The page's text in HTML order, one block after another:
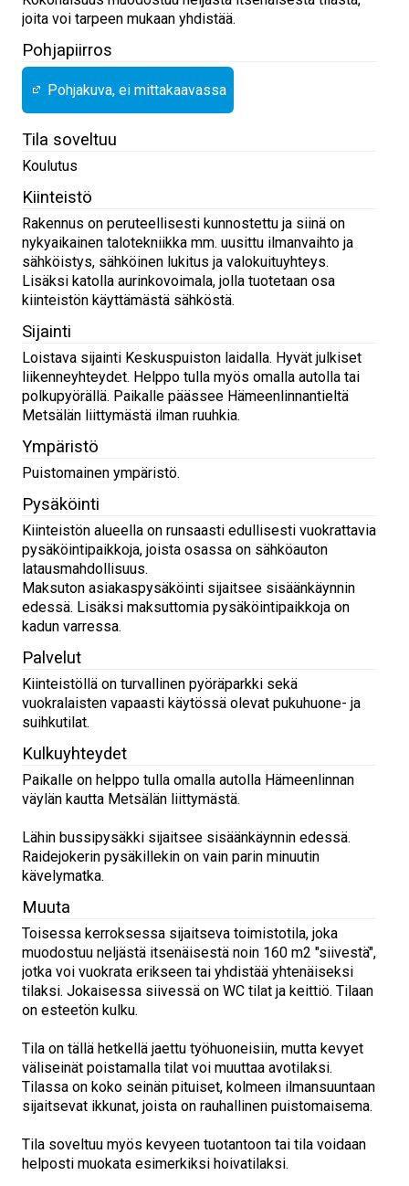
joita voi tarpeen mukaan yhdistää.
Pohjapiirros
Pohjakuva, ei mittakaavassa
Tila soveltuu
Koulutus
Kiinteistö
Rakennus on peruteellisesti kunnostettu ja siinä on
nykyaikainen talotekniikka mm. uusittu ilmanvaihto ja
sähköistys, sähköinen lukitus ja valokuituyhteys.
Lisäksi katolla aurinkovoimala, jolla tuotetaan osa
kiinteistön käyttämästä sähköstä.
Sijainti
Loistava sijainti Keskuspuiston laidalla. Hyvät julkiset
liikenneyhteydet. Helppo tulla myös omalla autolla tai
polkupyörällä. Paikalle päässee Hämeenlinnantieltä
Metsälän liittymästä ilman ruuhkia.
Ympäristö
Puistomainen ympäristö.
Pysäköinti
Kiinteistön alueella on runsaasti edullisesti vuokrattavia
pysäköintipaikkoja, joista osassa on sähköauton
latausmahdollisuus.
Maksuton asiakaspysäköinti sijaitsee sisäänkäynnin
edessä. Lisäksi maksuttomia pysäköintipaikkoja on
kadun varressa.
Palvelut
Kiinteistöllä on turvallinen pyöräparkki sekä
vuokralaisten vapaasti käytössä olevat pukuhuone- ja
suihkutilat.
Kulkuyhteydet
Paikalle on helppo tulla omalla autolla Hämeenlinnan
väylän kautta Metsälän liittymästä.
Lähin bussipysäkki sijaitsee sisäänkäynnin edessä.
Raidejokerin pysäkillekin on vain parin minuutin
kävelymatka.
Muuta
Toisessa kerroksessa sijaitseva toimistotila, joka
muodostuu neljästä itsenäisestä noin 160 m2 "siivestä",
jotka voi vuokrata erikseen tai yhdistää yhtenäiseksi
tilaksi. Jokaisessa siivessä on WC tilat ja keittiö. Tilaan
on esteetön kulku.
Tila on tällä hetkellä jaettu työhuoneisiin, mutta kevyet
väliseinät poistamalla tilat voi muuttaa avotilaksi.
Tilassa on koko seinän pituiset, kolmeen ilmansuuntaan
sijaitsevat ikkunat, joista on rauhallinen puistomaisema.
Tila soveltuu myös kevyeen tuotantoon tai tila voidaan
helposti muokata esimerkiksi hoivatilaksi.